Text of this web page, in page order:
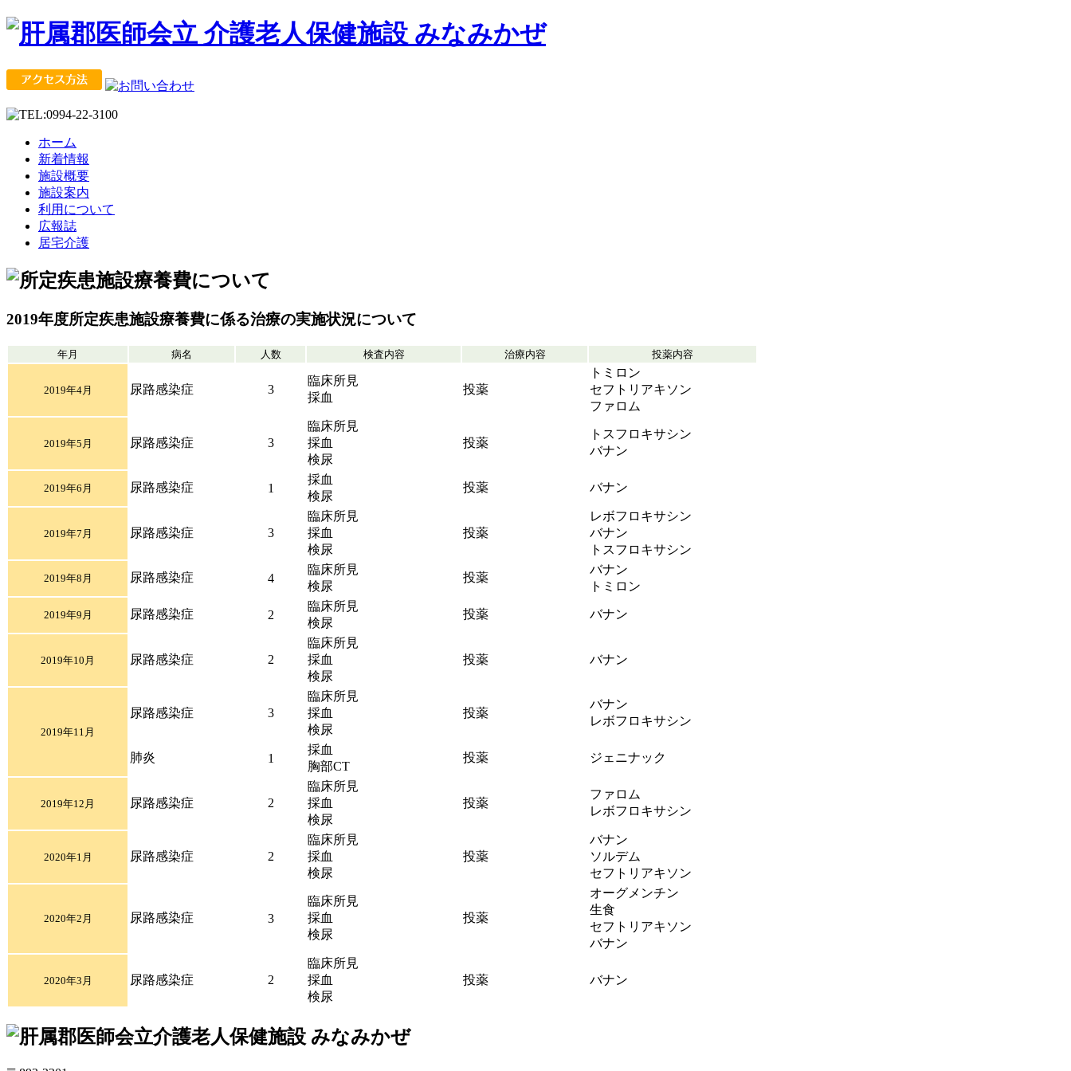
ホーム
新着情報
施設概要
施設案内
利用について
広報誌
居宅介護
2019年度所定疾患施設療養費に係る治療の実施状況について
年月 病名 人数 検査内容 治療内容 投薬内容
2019年4月 尿路感染症 3
臨床所見
採血
投薬
トミロン
セフトリアキソン
ファロム
2019年5月 尿路感染症 3
臨床所見
採血
検尿
投薬
トスフロキサシン
バナン
2019年6月 尿路感染症 1
採血
検尿
投薬 バナン
2019年7月 尿路感染症 3
臨床所見
採血
検尿
投薬
レボフロキサシン
バナン
トスフロキサシン
2019年8月 尿路感染症 4
臨床所見
検尿
投薬
バナン
トミロン
2019年9月 尿路感染症 2
臨床所見
検尿
投薬 バナン
2019年10月 尿路感染症 2
臨床所見
採血
検尿
投薬 バナン
2019年11月
尿路感染症 3
臨床所見
採血
検尿
投薬
バナン
レボフロキサシン
肺炎 1
採血
胸部CT
投薬 ジェニナック
2019年12月 尿路感染症 2
臨床所見
採血
検尿
投薬
ファロム
レボフロキサシン
2020年1月 尿路感染症 2
臨床所見
採血
検尿
投薬
バナン
ソルデム
セフトリアキソン
2020年2月 尿路感染症 3
臨床所見
採血
検尿
投薬
オーグメンチン
生食
セフトリアキソン
バナン
2020年3月 尿路感染症 2
臨床所見
採血
検尿
投薬 バナン